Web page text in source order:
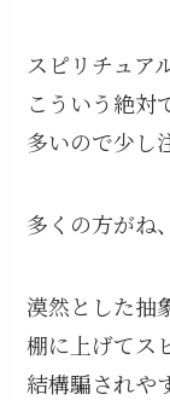
スピリチュア
こういう絶対
多いので少し
多くの方がね、
漠然とした抽
棚に上げてス
結構騙されや